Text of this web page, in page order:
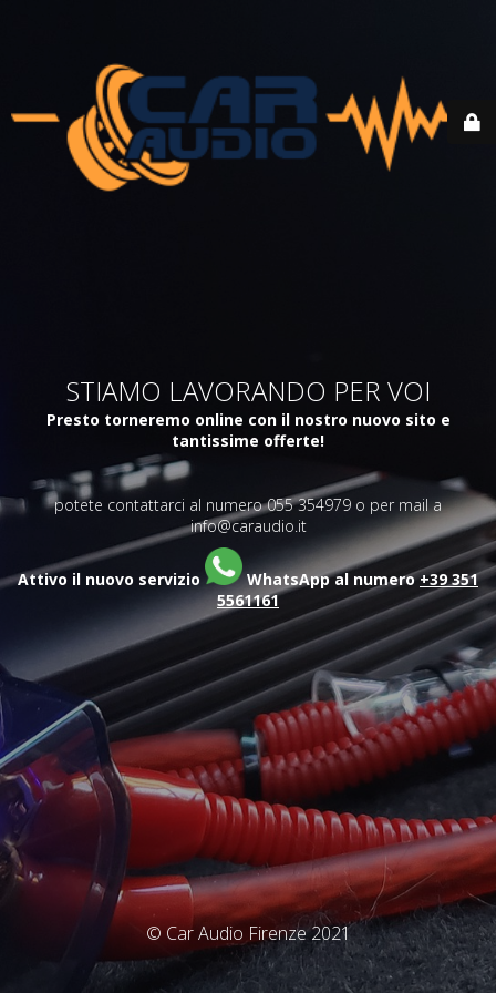
STIAMO LAVORANDO PER VOI
Presto torneremo online con il nostro nuovo sito e
tantissime offerte!
potete contattarci al numero 055 354979 o per mail a
info@caraudio.it
Attivo il nuovo servizio WhatsApp al numero+39 351
5561161
© Car Audio Firenze 2021